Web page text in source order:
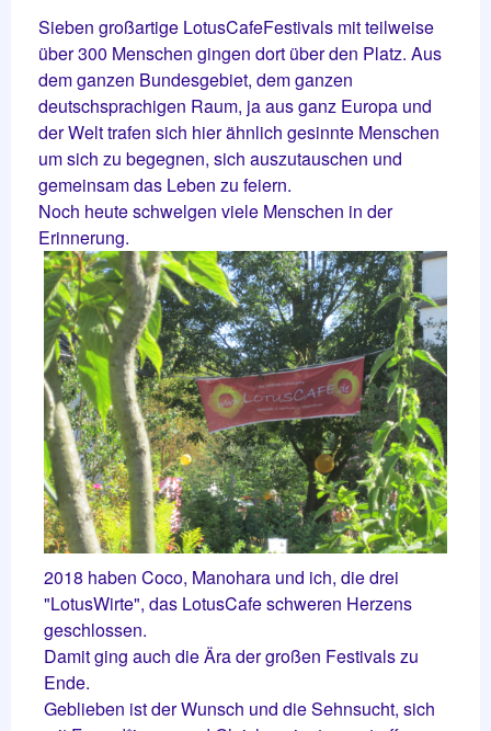
Sieben großartige LotusCafeFestivals mit teilweise
über 300 Menschen gingen dort über den Platz. Aus
dem ganzen Bundesgebiet, dem ganzen
deutschsprachigen Raum, ja aus ganz Europa und
der Welt trafen sich hier ähnlich gesinnte Menschen
um sich zu begegnen, sich auszutauschen und
gemeinsam das Leben zu feiern.
Noch heute schwelgen viele Menschen in der
Erinnerung.
2018 haben Coco, Manohara und ich, die drei
"LotusWirte", das LotusCafe schweren Herzens
geschlossen.
Damit ging auch die Ära der großen Festivals zu
Ende.
Geblieben ist der Wunsch und die Sehnsucht, sich